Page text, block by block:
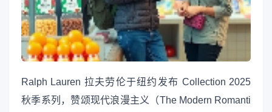
Ralph Lauren 拉夫劳伦于纽约发布 Collection 2025
秋季系列，赞颂现代浪漫主义（The Modern Romanti